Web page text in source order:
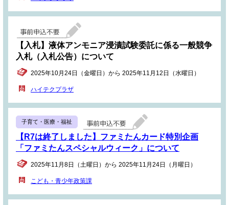
【入札】液体アンモニア浸漬試験委託に係る一般競争
入札（入札公告）について
2025年10月24日（金曜日）から 2025年11月12日（水曜日）
ハイテクプラザ
子育て・医療・福祉
【R7は終了しました】ファミたんカード特別企画
「ファミたんスペシャルウィーク」について
2025年11月8日（土曜日）から 2025年11月24日（月曜日）
こども・青少年政策課